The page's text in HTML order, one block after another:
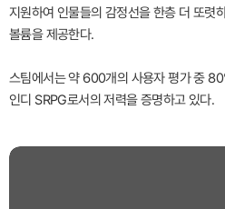
지원하여 인물들의 감정선을 한층 더 또렷
볼륨을 제공한다.
스팀에서는 약 600개의 사용자 평가 중
인디 SRPG로서의 저력을 증명하고 있다.